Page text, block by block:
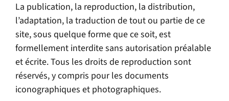
La publication, la reproduction, la distribution,
l’adaptation, la traduction de tout ou partie de ce
site, sous quelque forme que ce soit, est
formellement interdite sans autorisation préalable
et écrite. Tous les droits de reproduction sont
réservés, y compris pour les documents
iconographiques et photographiques.